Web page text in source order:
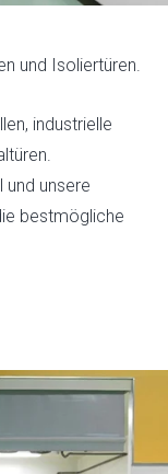
und Isoliertüren.
industrielle
unsere
bestmögliche